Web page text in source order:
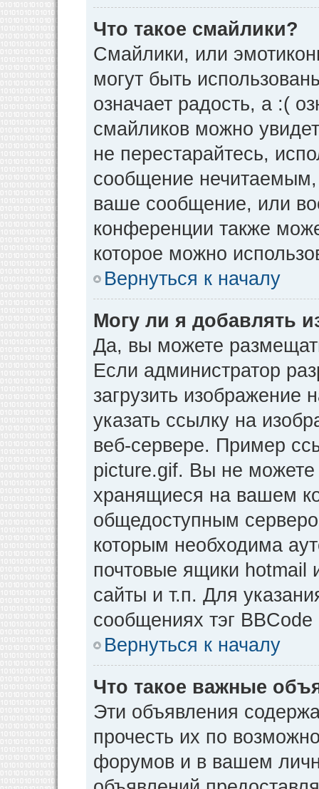
Что такое смайлики?
Смайлики, или
могут быть
означает радость, а :(
смайликов можно
не перестарайтесь,
сообщение нечитаемым,
ваше сообщение, или
конференции также
которое можно
Вернуться к началу
Могу ли я добавлять
Да, вы можете
Если администратор
загрузить
указать ссылку на
веб-сервере. Пример
picture.gif. Вы не можете
хранящиеся на вашем
общедоступным
которым необходима
почтовые ящики
сайты и т.п. Для
сообщениях тэг BBCode
Вернуться к началу
Что такое важные
Эти объявления
прочесть их по
форумов и в вашем